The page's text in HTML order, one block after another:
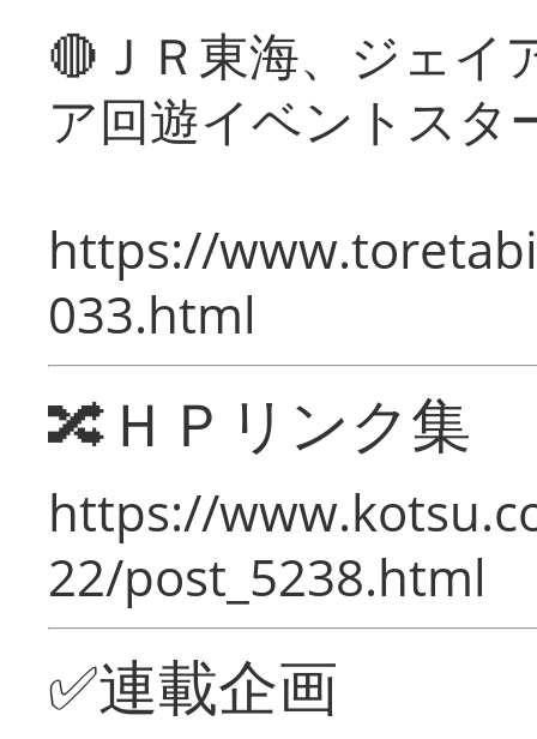
🔴ＪＲ東海、ジェイ
ア回遊イベントスタ
https://
033.html
🔀ＨＰリンク集
https://
22/post_5238.html
✅連載企画